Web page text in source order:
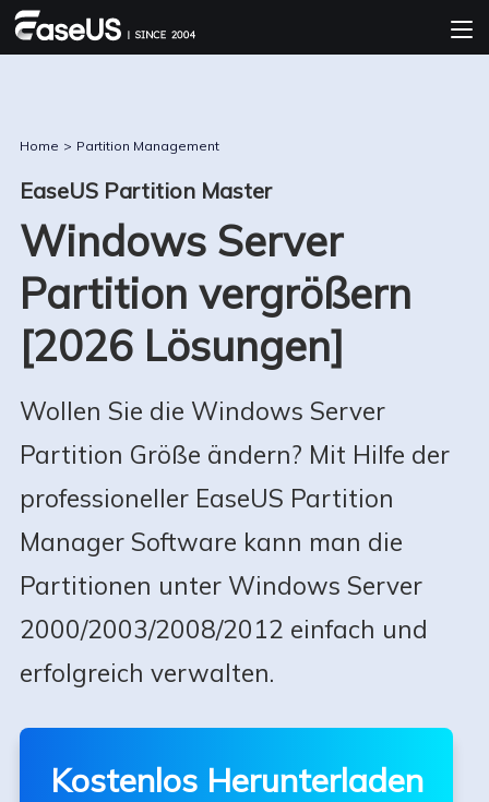
Home > Partition Management
EaseUS Partition Master
Windows Server
Partition vergrößern
[2026 Lösungen]
Wollen Sie die Windows Server
Partition Größe ändern? Mit Hilfe der
professioneller EaseUS Partition
Manager Software kann man die
Partitionen unter Windows Server
2000/2003/2008/2012 einfach und
erfolgreich verwalten.
Kostenlos Herunterladen